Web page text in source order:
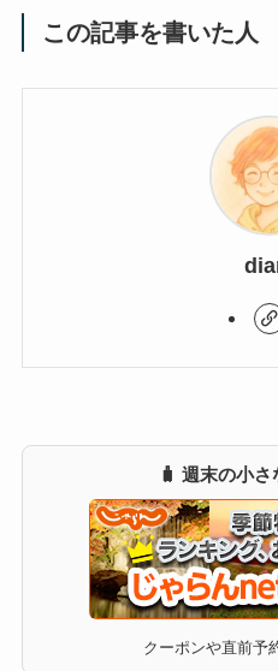
この記事を書いた人
🧳 週末の小
クーポンや直前予